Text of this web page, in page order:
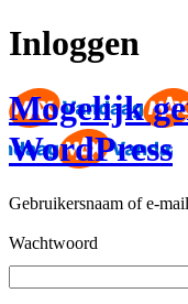
Inloggen
Mogelijk
WordPress
Gebruikersnaam of e-
Wachtwoord